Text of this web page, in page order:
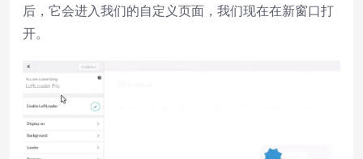
后，它会进入我们的自定义页面，我们现在在新窗口打
开。